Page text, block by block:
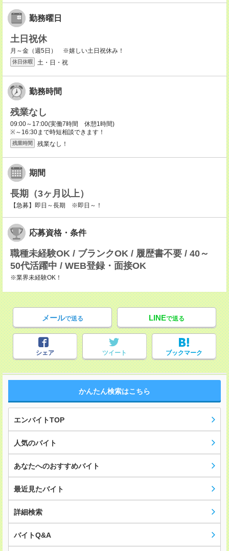
勤務曜日
土日祝休
月～金（週5日） ※嬉しい土日祝休み！
休日休暇 土・日・祝
勤務時間
残業なし
09:00～17:00(実働7時間 休憩1時間)
※～16:30まで時短相談できます！
残業時間 残業なし！
期間
長期（3ヶ月以上）
【急募】即日～長期 ※即日～！
応募資格・条件
職種未経験OK / ブランクOK / 履歴書不要 / 40～
50代活躍中 / WEB登録・面接OK
※業界未経験OK！
メールで送る LINEで送る
シェア ツイート ブックマーク
かんたん検索はこちら
エンバイトTOP
人気のバイト
あなたへのおすすめバイト
最近見たバイト
詳細検索
バイトQ&A